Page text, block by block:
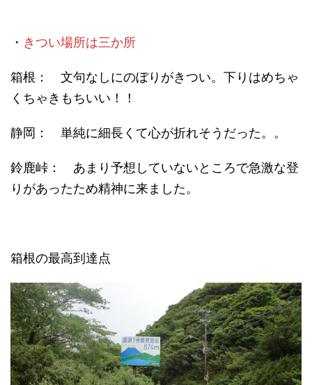
・ きつい場所は三か所
箱根： 文句なしにのぼりがきつい。下りはめちゃ
くちゃきもちいい！！
静岡： 単純に細長くて心が折れそうだった。。
鈴鹿峠： あまり予想していないところで急激な登
りがあったため精神に来ました。
箱根の最高到達点